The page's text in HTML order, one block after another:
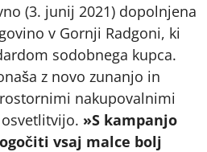
(3. junij 2021) dopolnjena
v Gornji Radgoni, ki
sodobnega kupca.
z novo zunanjo in
nakupovalnimi
»S kampanjo
vsaj malce bolj